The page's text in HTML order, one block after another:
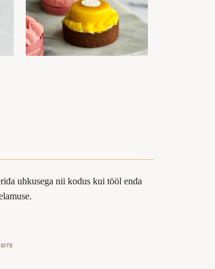
uhkusega nii kodus kui tööl enda